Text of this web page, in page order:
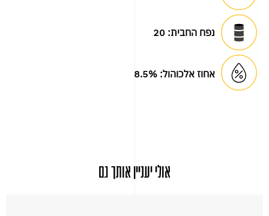
אחוז אלכוהול: 8.5%
נפח החבית:
אולי יעניין אותך גם